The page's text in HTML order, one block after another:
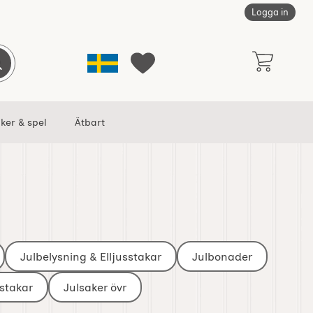
Logga in
Sverige Mina favoriter
sökning
& spel Ätbart
Julbelysning & Elljusstakar Julbonader
Julsaker övr